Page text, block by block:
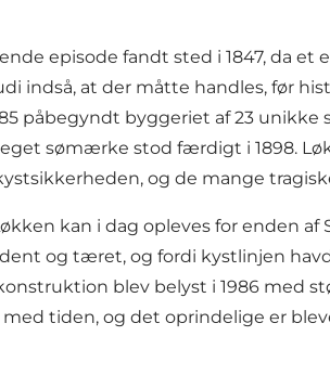
episode fandt sted i 1847, da
indså, at der måtte handles, før
påbegyndt byggeriet af 23
sømærke stod færdigt i 1898.
og de mange
kan i dag opleves for enden
og tæret, og fordi kystlinjen
blev belyst i 1986 med
tiden, og det oprindelige er